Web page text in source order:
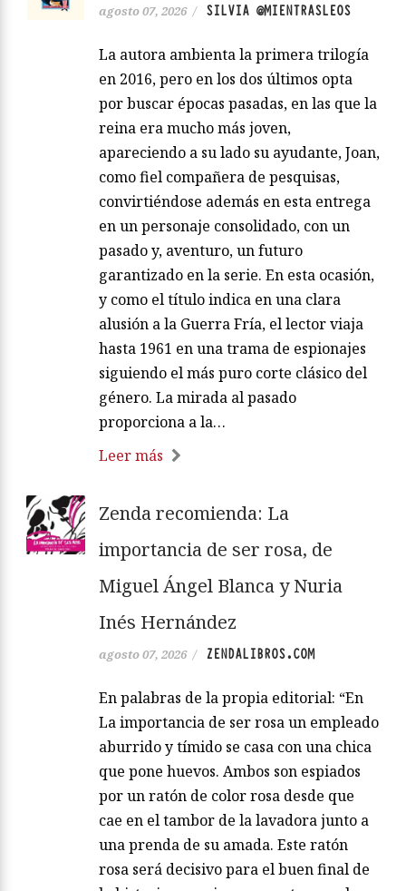
agosto 07, 2026 / SILVIA @MIENTRASLEOS
La autora ambienta la primera trilogía
en 2016, pero en los dos últimos opta
por buscar épocas pasadas, en las que la
reina era mucho más joven,
apareciendo a su lado su ayudante, Joan,
como fiel compañera de pesquisas,
convirtiéndose además en esta entrega
en un personaje consolidado, con un
pasado y, aventuro, un futuro
garantizado en la serie. En esta ocasión,
y como el título indica en una clara
alusión a la Guerra Fría, el lector viaja
hasta 1961 en una trama de espionajes
siguiendo el más puro corte clásico del
género. La mirada al pasado
proporciona a la…
Leer más
Zenda recomienda: La
importancia de ser rosa, de
Miguel Ángel Blanca y Nuria
Inés Hernández
agosto 07, 2026 / ZENDALIBROS.COM
En palabras de la propia editorial: “En
La importancia de ser rosa un empleado
aburrido y tímido se casa con una chica
que pone huevos. Ambos son espiados
por un ratón de color rosa desde que
cae en el tambor de la lavadora junto a
una prenda de su amada. Este ratón
rosa será decisivo para el buen final de